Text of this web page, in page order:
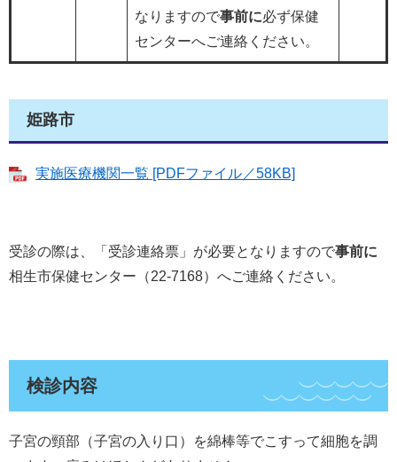
なりますので​事前に必ず保健
センターへご連絡ください。
姫路市
実施医療機関一覧 [PDFファイル／58KB]
受診の際は、「受診連絡票」が必要となりますので事前に
相生市保健センター（22-7168）へご連絡ください。
検診内容
子宮の頸部（子宮の入り口）を綿棒等でこすって細胞を調